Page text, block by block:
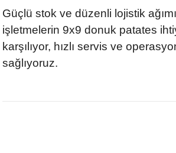
Güçlü stok ve düzenli lojistik
işletmelerin 9x9 donuk patates
karşılıyor, hızlı servis ve
sağlıyoruz.